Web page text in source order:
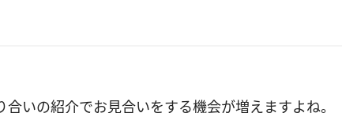
いの紹介でお見合いをする機会が増えますよね。